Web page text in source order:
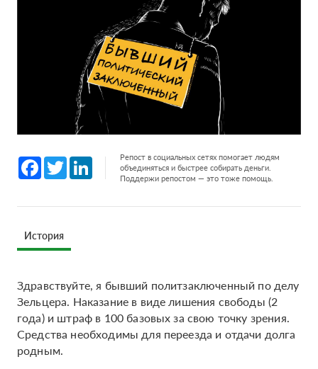
Facebook
Twitter LinkedInРепост в социальных сетях помогает людям
объединяться и быстрее собирать деньги.
Поддержи репостом — это тоже помощь.
История
Здравствуйте, я бывший политзаключенный по делу
Зельцера. Наказание в виде лишения свободы (2
года) и штраф в 100 базовых за свою точку зрения.
Средства необходимы для переезда и отдачи долга
родным.